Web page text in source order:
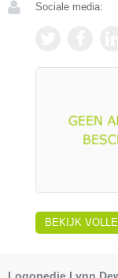
Sociale media:
BEKIJK
Logopedie Lynn